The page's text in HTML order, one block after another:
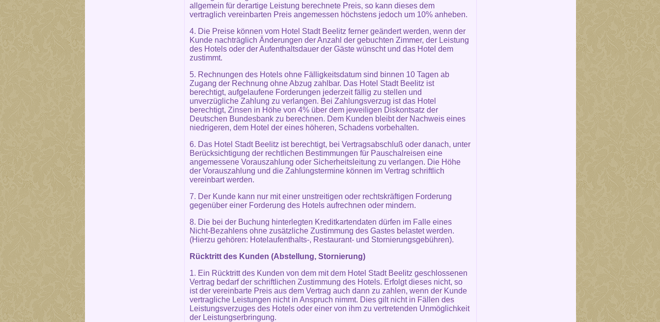
allgemein für derartige Leistung berechnete Preis, so kann dieses dem
vertraglich vereinbarten Preis angemessen höchstens jedoch um 10% anheben.
4. Die Preise können vom Hotel Stadt Beelitz ferner geändert werden, wenn der
Kunde nachträglich Änderungen der Anzahl der gebuchten Zimmer, der Leistung
des Hotels oder der Aufenthaltsdauer der Gäste wünscht und das Hotel dem
zustimmt.
5. Rechnungen des Hotels ohne Fälligkeitsdatum sind binnen 10 Tagen ab
Zugang der Rechnung ohne Abzug zahlbar. Das Hotel Stadt Beelitz ist
berechtigt, aufgelaufene Forderungen jederzeit fällig zu stellen und
unverzügliche Zahlung zu verlangen. Bei Zahlungsverzug ist das Hotel
berechtigt, Zinsen in Höhe von 4% über dem jeweiligen Diskontsatz der
Deutschen Bundesbank zu berechnen. Dem Kunden bleibt der Nachweis eines
niedrigeren, dem Hotel der eines höheren, Schadens vorbehalten.
6. Das Hotel Stadt Beelitz ist berechtigt, bei Vertragsabschluß oder danach, unter
Berücksichtigung der rechtlichen Bestimmungen für Pauschalreisen eine
angemessene Vorauszahlung oder Sicherheitsleitung zu verlangen. Die Höhe
der Vorauszahlung und die Zahlungstermine können im Vertrag schriftlich
vereinbart werden.
7. Der Kunde kann nur mit einer unstreitigen oder rechtskräftigen Forderung
gegenüber einer Forderung des Hotels aufrechnen oder mindern.
8. Die bei der Buchung hinterlegten Kreditkartendaten dürfen im Falle eines
Nicht-Bezahlens ohne zusätzliche Zustimmung des Gastes belastet werden.
(Hierzu gehören: Hotelaufenthalts-, Restaurant- und Stornierungsgebühren).
Rücktritt des Kunden (Abstellung, Stornierung)
1. Ein Rücktritt des Kunden von dem mit dem Hotel Stadt Beelitz geschlossenen
Vertrag bedarf der schriftlichen Zustimmung des Hotels. Erfolgt dieses nicht, so
ist der vereinbarte Preis aus dem Vertrag auch dann zu zahlen, wenn der Kunde
vertragliche Leistungen nicht in Anspruch nimmt. Dies gilt nicht in Fällen des
Leistungsverzuges des Hotels oder einer von ihm zu vertretenden Unmöglichkeit
der Leistungserbringung.